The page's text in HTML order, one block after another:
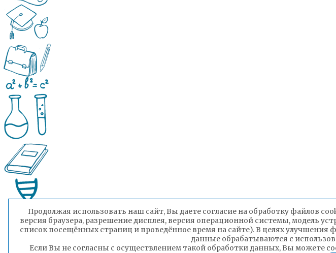
Продолжая использовать наш сайт, Вы даете согласие на обработку файлов
версия браузера, разрешение дисплея, версия операционной системы, модель
список посещённых страниц и проведённое время на сайте). В целях
данные обрабатываются с
Если Вы не согласны с осуществлением такой обработки данных, Вы можете